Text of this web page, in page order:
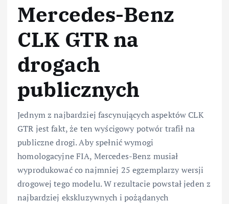
Mercedes-Benz
CLK GTR na
drogach
publicznych
Jednym z najbardziej fascynujących aspektów CLK
GTR jest fakt, że ten wyścigowy potwór trafił na
publiczne drogi. Aby spełnić wymogi
homologacyjne FIA, Mercedes-Benz musiał
wyprodukować co najmniej 25 egzemplarzy wersji
drogowej tego modelu. W rezultacie powstał jeden z
najbardziej ekskluzywnych i pożądanych